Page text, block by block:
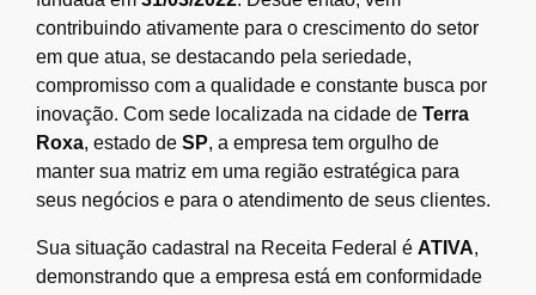
contribuindo ativamente para o crescimento do setor
em que atua, se destacando pela seriedade,
compromisso com a qualidade e constante busca por
inovação. Com sede localizada na cidade de Terra
Roxa, estado de SP, a empresa tem orgulho de
manter sua matriz em uma região estratégica para
seus negócios e para o atendimento de seus clientes.
Sua situação cadastral na Receita Federal é ATIVA,
demonstrando que a empresa está em conformidade